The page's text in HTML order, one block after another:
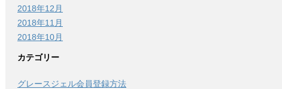
2018年12月
2018年11月
2018年10月
カテゴリー
グレースジェル会員登録方法